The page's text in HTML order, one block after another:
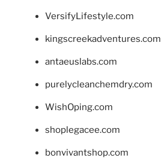
VersifyLifestyle.com
kingscreekadventures.com
antaeuslabs.com
purelycleanchemdry.com
WishOping.com
shoplegacee.com
bonvivantshop.com